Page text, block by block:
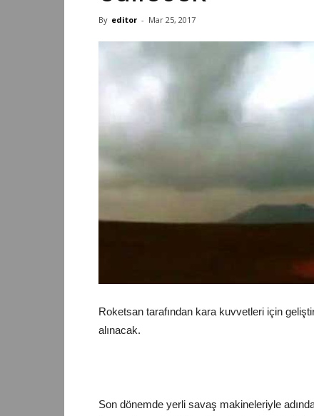
By editor - Mar 25, 2017
Roketsan tarafından kara kuvvetleri için
alınacak.
Son dönemde yerli savaş makineleriyle